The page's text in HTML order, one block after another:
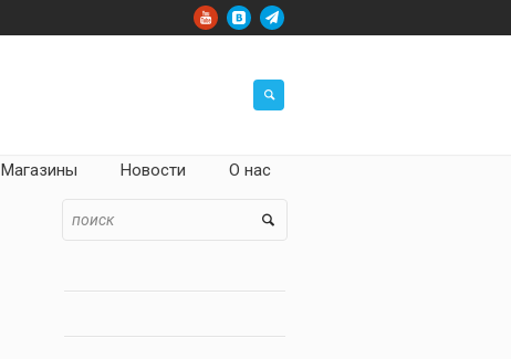
Магазины Новости О нас